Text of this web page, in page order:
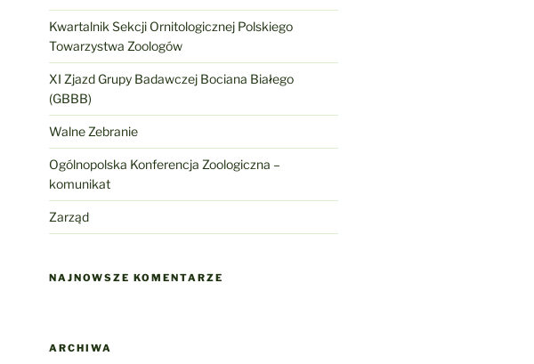
Kwartalnik Sekcji Ornitologicznej Polskiego
Towarzystwa Zoologów
XI Zjazd Grupy Badawczej Bociana Białego
(GBBB)
Walne Zebranie
Ogólnopolska Konferencja Zoologiczna –
komunikat
Zarząd
NAJNOWSZE KOMENTARZE
ARCHIWA